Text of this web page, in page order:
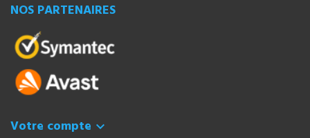
NOS PARTENAIRES
Votre compte 